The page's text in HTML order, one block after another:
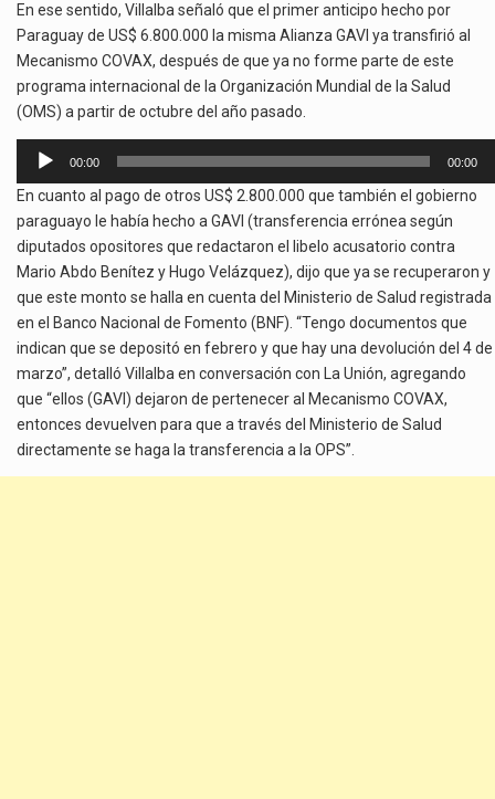
En ese sentido, Villalba señaló que el primer anticipo hecho por
Paraguay de US$ 6.800.000 la misma Alianza GAVI ya transfirió al
Mecanismo COVAX, después de que ya no forme parte de este
programa internacional de la Organización Mundial de la Salud
(OMS) a partir de octubre del año pasado.
Reproductor
audio
00:00 00:00
En cuanto al pago de otros US$ 2.800.000 que también el gobierno
paraguayo le había hecho a GAVI (transferencia errónea según
diputados opositores que redactaron el libelo acusatorio contra
Mario Abdo Benítez y Hugo Velázquez), dijo que ya se recuperaron y
que este monto se halla en cuenta del Ministerio de Salud registrada
en el Banco Nacional de Fomento (BNF). “Tengo documentos que
indican que se depositó en febrero y que hay una devolución del 4 de
marzo”, detalló Villalba en conversación con La Unión, agregando
que “ellos (GAVI) dejaron de pertenecer al Mecanismo COVAX,
entonces devuelven para que a través del Ministerio de Salud
directamente se haga la transferencia a la OPS”.